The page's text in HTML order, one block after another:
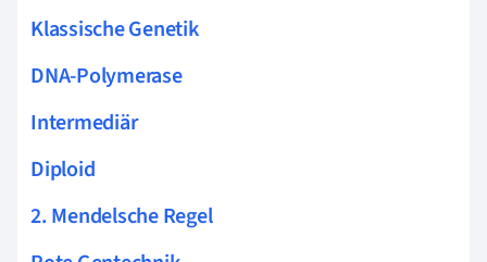
Klassische Genetik
DNA-Polymerase
Intermediär
Diploid
2. Mendelsche Regel